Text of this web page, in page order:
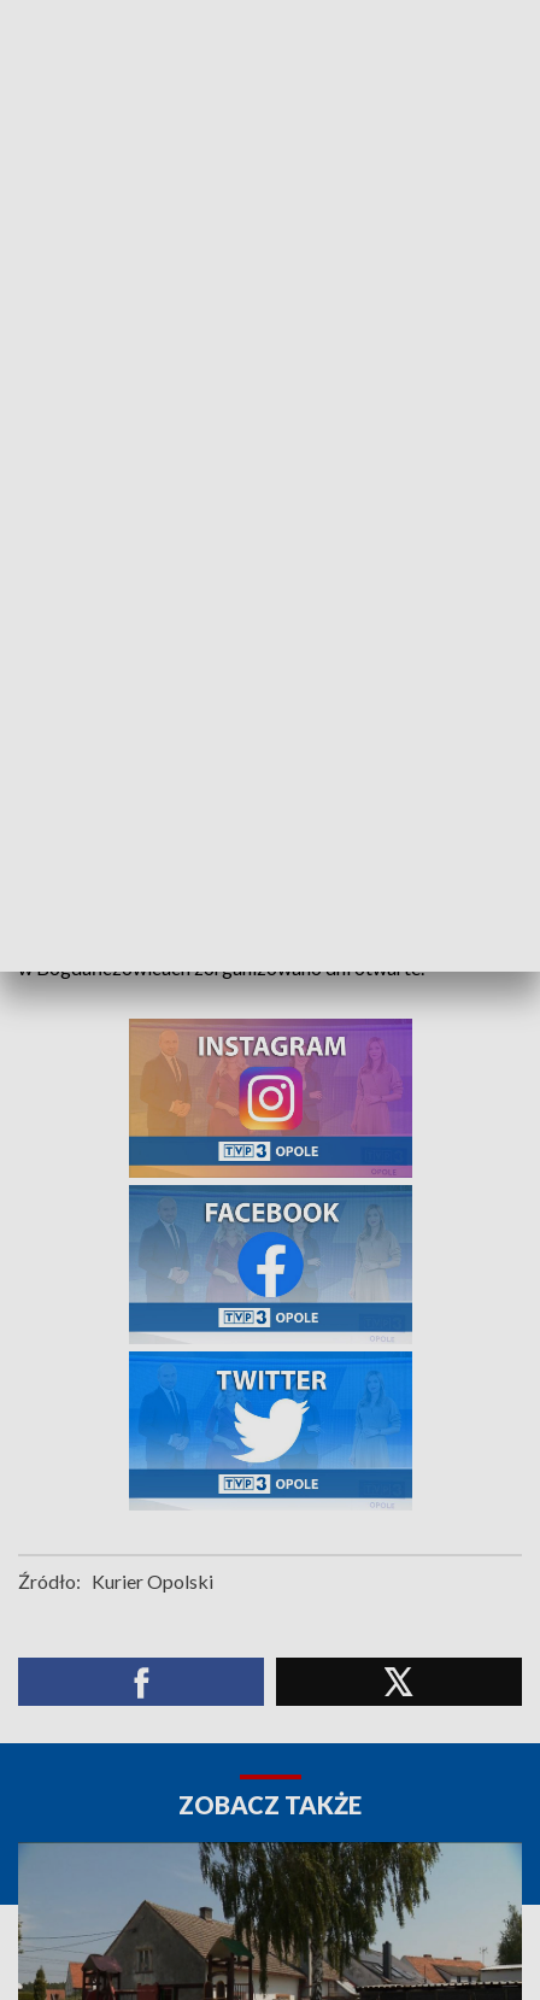
w Bogdańczowicach zorganizowano dni otwarte.
Źródło: Kurier Opolski
ZOBACZ TAKŻE